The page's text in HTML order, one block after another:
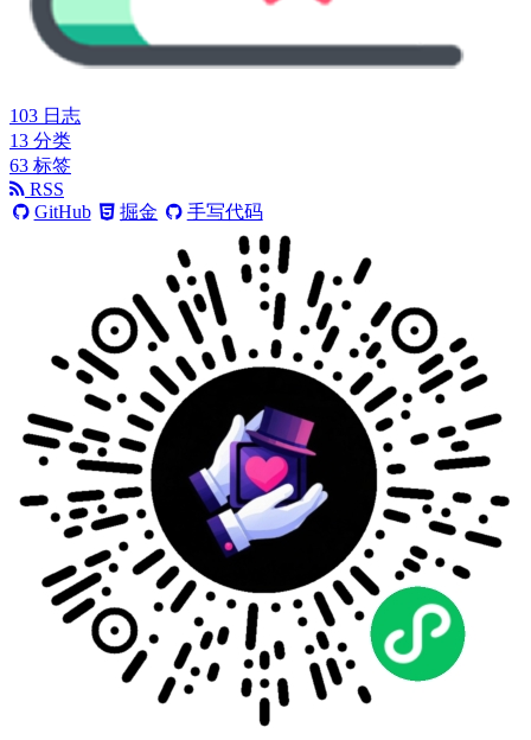
103 日志
13 分类
63 标签
RSS
GitHub
掘金 手写代码